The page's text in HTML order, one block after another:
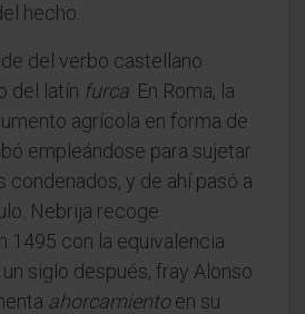
hecho.
del verbo castellano
del latín furca . En Roma, la
agrícola en forma de
empleándose para sujetar
condenados, y de ahí pasó a
Nebrija recoge
1495 con la equivalencia
un siglo después, fray Alonso
ahorcamientoen su